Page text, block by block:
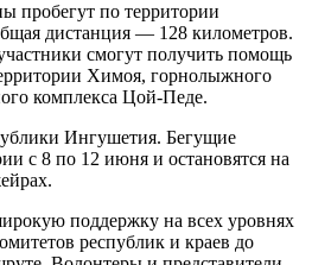
пробегут по территории
дистанция — 128 километров.
смогут получить помощь
Химоя, горнолыжного
комплекса Цой-Педе.
Ингушетия. Бегущие
с 8 по 12 июня и остановятся на
поддержку на всех уровнях
республик и краев до